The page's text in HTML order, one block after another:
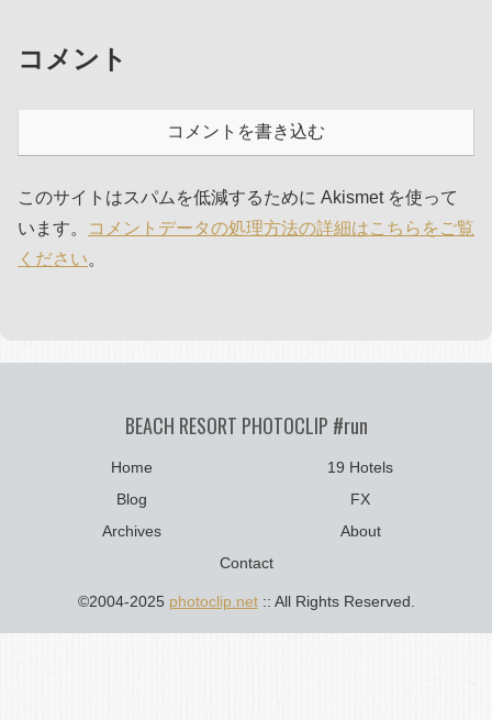
コメント
コメントを書き込む
このサイトはスパムを低減するために Akismet を使って
います。
コメントデータの処理方法の詳細はこちらをご覧
ください。
BEACH RESORT PHOTOCLIP #run
Home
19 Hotels
Blog
FX
Archives
About
Contact
©2004-2025 photoclip.net:: All Rights Reserved.